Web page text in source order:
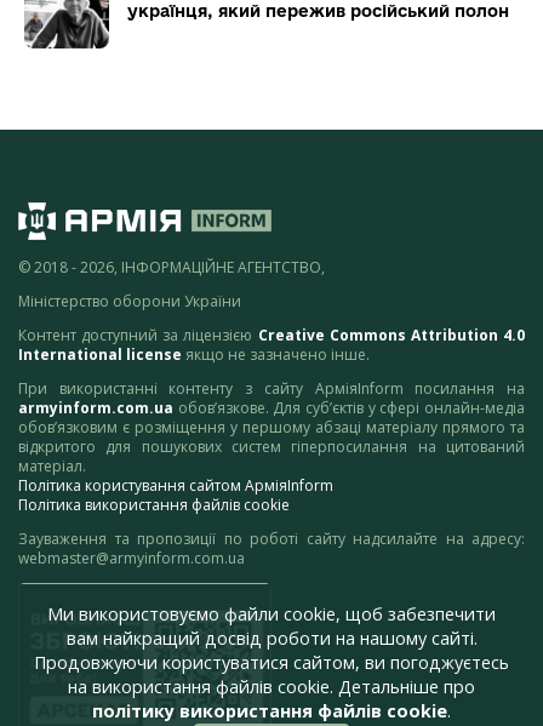
українця, який пережив російський полон
© 2018 - 2026, ІНФОРМАЦІЙНЕ АГЕНТСТВО,
Міністерство оборони України
Контент доступний за ліцензією Creative Commons Attribution 4.0
International license якщо не зазначено інше.
При використанні контенту з сайту АрміяInform посилання на
armyinform.com.ua обов’язкове. Для суб’єктів у сфері онлайн-медіа
обов’язковим є розміщення у першому абзаці матеріалу прямого та
відкритого для пошукових систем гіперпосилання на цитований
матеріал.
Політика користування сайтом АрміяInform
Політика використання файлів cookie
Зауваження та пропозиції по роботі сайту надсилайте на адресу:
webmaster@armyinform.com.ua
Ми використовуємо файли cookie, щоб забезпечити
вам найкращий досвід роботи на нашому сайті.
Продовжуючи користуватися сайтом, ви погоджуєтесь
на використання файлів cookie. Детальніше про
політику використання файлів cookie.